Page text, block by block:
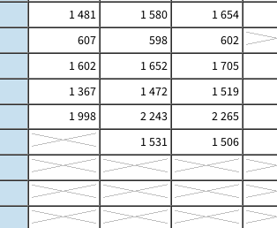
1 481 1 580
1 654
607 598
602
1 602 1 652
1 705
1 367 1 472
1 519
1 998 2 243
2 265
1 531
1 506